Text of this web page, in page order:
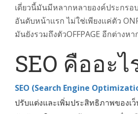
เดี่ยวนี้มันมีหลากหลายองค์ประกรอ
อันดับหน้าเเรก ไม่ใช่เพียงเเค่ตัว
มันยังรวมถึงตัวOFFPAGE อีกต่างหา
SEO คืออะไ
SEO (Search Engine
ปรับแต่งและเพิ่มประสิทธิภาพของเ